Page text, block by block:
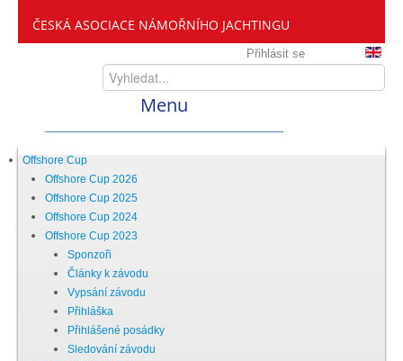
ČESKÁ ASOCIACE NÁMOŘNÍHO JACHTINGU
Přihlásit se
Menu
Home
ČANY
Kdo jsme
Zveme vás mezi nás
Offshore Cup
Offshore Cup 2026
Offshore Cup 2025
Offshore Cup 2024
Offshore Cup 2023
Sponzoři
Články k závodu
Vypsání závodu
Přihláška
Přihlášené posádky
Sledování závodu